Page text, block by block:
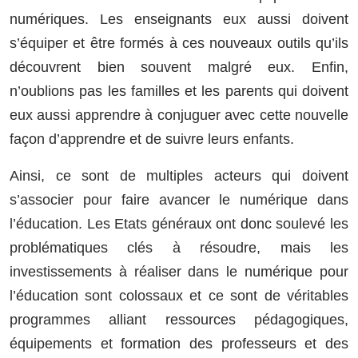
numériques. Les enseignants eux aussi doivent
s’équiper et être formés à ces nouveaux outils qu’ils
découvrent bien souvent malgré eux. Enfin,
n’oublions pas les familles et les parents qui doivent
eux aussi apprendre à conjuguer avec cette nouvelle
façon d’apprendre et de suivre leurs enfants.
Ainsi, ce sont de multiples acteurs qui doivent
s’associer pour faire avancer le numérique dans
l’éducation. Les Etats généraux ont donc soulevé les
problématiques clés à résoudre, mais les
investissements à réaliser dans le numérique pour
l’éducation sont colossaux et ce sont de véritables
programmes alliant ressources pédagogiques,
équipements et formation des professeurs et des